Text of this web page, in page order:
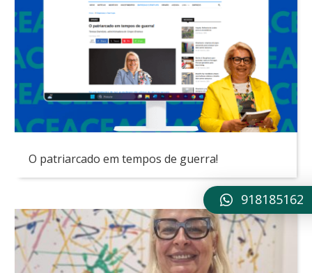
O patriarcado em tempos de guerra!
918185162